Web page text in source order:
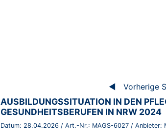
Vorherige
BROSCHÜRE:
AUSBILDUNGSSITUATION IN DEN
GESUNDHEITSBERUFEN IN NRW 2024
Datum: 28.04.2026 / Art.-Nr.: MAGS-6027 / Anbieter: